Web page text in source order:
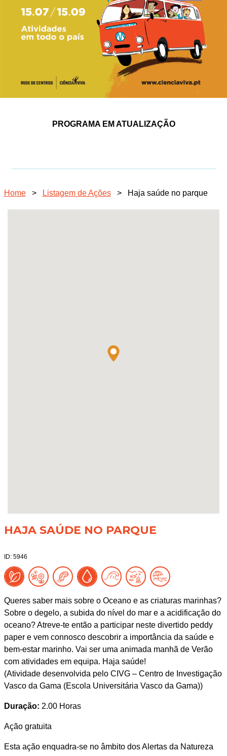
PROGRAMA EM ATUALIZAÇÃO
Home > Listagem de Ações > Haja saúde no parque
HAJA SAÚDE NO PARQUE
ID: 5946
Queres saber mais sobre o Oceano e as criaturas marinhas?
Sobre o degelo, a subida do nível do mar e a acidificação do
oceano? Atreve-te então a participar neste divertido peddy
paper e vem connosco descobrir a importância da saúde e
bem-estar marinho. Vai ser uma animada manhã de Verão
com atividades em equipa. Haja saúde!
(Atividade desenvolvida pelo CIVG – Centro de Investigação
Vasco da Gama (Escola Universitária Vasco da Gama))
Duração: 2.00 Horas
Ação gratuita
Esta ação enquadra-se no âmbito dos Alertas da Natureza